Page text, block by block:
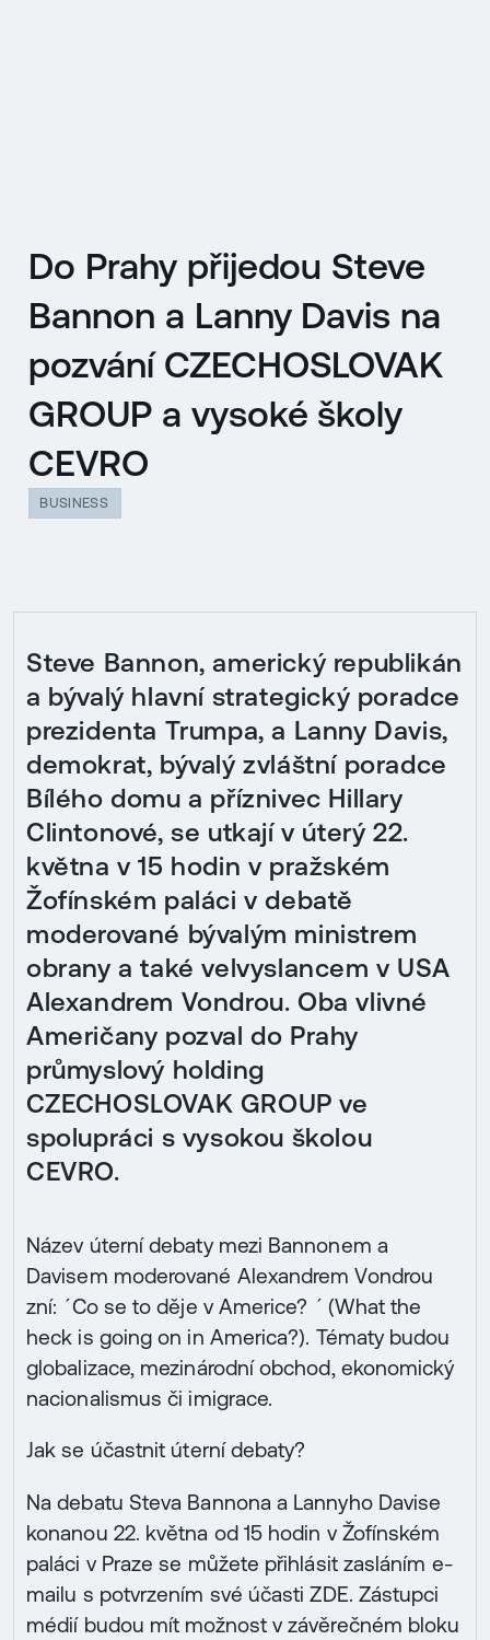
Do Prahy přijedou Steve
Bannon a Lanny Davis na
pozvání CZECHOSLOVAK
GROUP a vysoké školy
CEVRO
BUSINESS
Steve Bannon, americký republikán
a bývalý hlavní strategický poradce
prezidenta Trumpa, a Lanny Davis,
demokrat, bývalý zvláštní poradce
Bílého domu a příznivec Hillary
Clintonové, se utkají v úterý 22.
května v 15 hodin v pražském
Žofínském paláci v debatě
moderované bývalým ministrem
obrany a také velvyslancem v USA
Alexandrem Vondrou. Oba vlivné
Američany pozval do Prahy
průmyslový holding
CZECHOSLOVAK GROUP ve
spolupráci s vysokou školou
CEVRO.
Název úterní debaty mezi Bannonem a
Davisem moderované Alexandrem Vondrou
zní: ´Co se to děje v Americe? ´ (What the
heck is going on in America?). Tématy budou
globalizace, mezinárodní obchod, ekonomický
nacionalismus či imigrace.
Jak se účastnit úterní debaty?
Na debatu Steva Bannona a Lannyho Davise
konanou 22. května od 15 hodin v Žofínském
paláci v Praze se můžete přihlásit zasláním e-
mailu s potvrzením své účasti ZDE. Zástupci
médií budou mít možnost v závěrečném bloku